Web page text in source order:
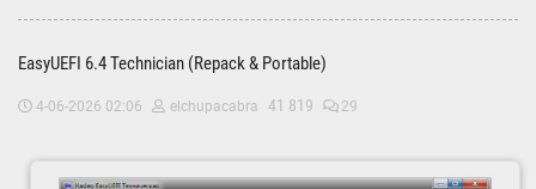
EasyUEFI 6.4 Technician (Repack & Portable)
4-06-2026 02:06 elchupacabra 41 819 29